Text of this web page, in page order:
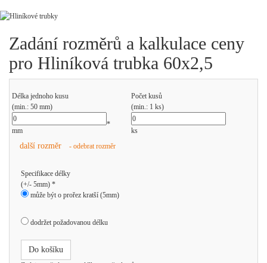
Zadání rozměrů a kalkulace ceny
pro Hliníková trubka 60x2,5
Délka jednoho kusu
(min.: 50 mm)
Počet kusů
(min.: 1 ks)
mm
*
ks
další rozměr - odebrat rozměr
Specifikace délky
(+/- 5mm) *
může být o prořez kratší (5mm)
dodržet požadovanou délku
Do košíku